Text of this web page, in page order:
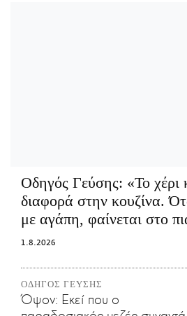
Οδηγός Γεύσης: «Το χέρι
διαφορά στην κουζίνα.
με αγάπη, φαίνεται στο
1.8.2026
ΟΔΗΓΟΣ ΓΕΥΣΗΣ
Όψον: Εκεί που ο